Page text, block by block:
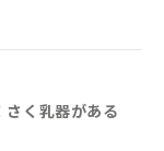
く乳器がある